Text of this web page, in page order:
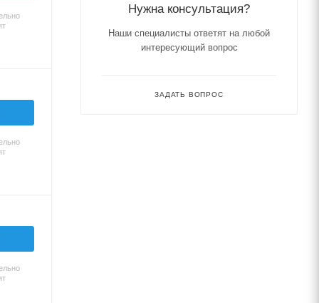
Нужна консультация?
Наши специалисты ответят на любой
интересующий вопрос
ЗАДАТЬ ВОПРОС